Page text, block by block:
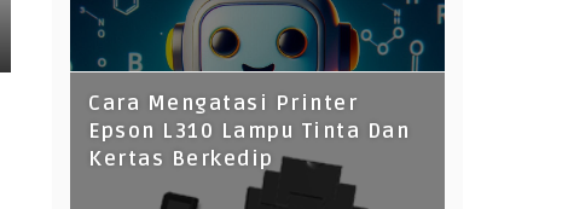
Cara Mengatasi Printer
Epson L310 Lampu Tinta Dan
Kertas Berkedip